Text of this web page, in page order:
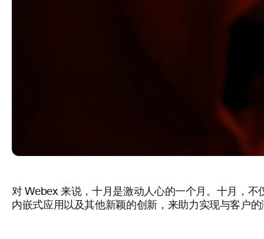
对 Webex 来说，十月是激动人心的一个月。十月，
内嵌式应用以及其他新颖的创新，来助力实现与客户